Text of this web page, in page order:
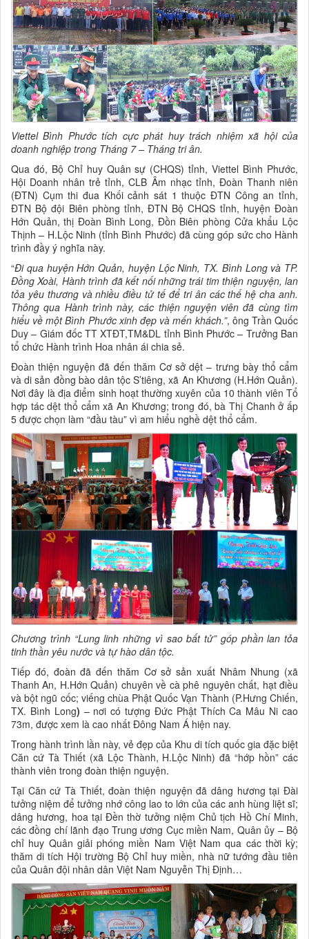
Viettel Bình Phước tích cực phát huy trách nhiệm xã hội của
doanh nghiệp trong Tháng 7 – Tháng tri ân.
Qua đó, Bộ Chỉ huy Quân sự (CHQS) tỉnh, Viettel Bình Phước,
Hội Doanh nhân trẻ tỉnh, CLB Âm nhạc tỉnh, Đoàn Thanh niên
(ĐTN) Cụm thi đua Khối cảnh sát 1 thuộc ĐTN Công an tỉnh,
ĐTN Bộ đội Biên phòng tỉnh, ĐTN Bộ CHQS tỉnh, huyện Đoàn
Hớn Quản, thị Đoàn Bình Long, Đồn Biên phòng Cửa khẩu Lộc
Thịnh – H.Lộc Ninh (tỉnh Bình Phước) đã cùng góp sức cho Hành
trình đầy ý nghĩa này.
“Đi qua huyện Hớn Quản, huyện Lộc Ninh, TX. Bình Long và TP.
Đồng Xoài, Hành trình đã kết nối những trái tim thiện nguyện, lan
tỏa yêu thương và nhiều điều tử tế để tri ân các thế hệ cha anh.
Thông qua Hành trình này, các thiện nguyện viên đã cùng tìm
hiểu về một Bình Phước xinh đẹp và mến khách.”, ông Trần Quốc
Duy – Giám đốc TT XTĐT,TM&DL tỉnh Bình Phước – Trưởng Ban
tổ chức Hành trình Hoa nhân ái chia sẻ.
Đoàn thiện nguyện đã đến thăm Cơ sở dệt – trưng bày thổ cẩm
và di sản đồng bào dân tộc S’tiêng, xã An Khương (H.Hớn Quản).
Nơi đây là địa điểm sinh hoạt thường xuyên của 10 thành viên Tổ
hợp tác dệt thổ cẩm xã An Khương; trong đó, bà Thị Chanh ở ấp
5 được chọn làm “đầu tàu” vì am hiểu nghề dệt thổ cẩm.
Chương trình “Lung linh những vì sao bất tử” góp phần lan tỏa
tinh thần yêu nước và tự hào dân tộc.
Tiếp đó, đoàn đã đến thăm Cơ sở sản xuất Nhâm Nhung (xã
Thanh An, H.Hớn Quản) chuyên về cà phê nguyên chất, hạt điều
và bột ngũ cốc; viếng chùa Phật Quốc Vạn Thành (P.Hưng Chiến,
TX. Bình Long) – nơi có tượng Đức Phật Thích Ca Mâu Ni cao
73m, được xem là cao nhất Đông Nam Á hiện nay.
Trong hành trình lần này, vẻ đẹp của Khu di tích quốc gia đặc biệt
Căn cứ Tà Thiết (xã Lộc Thành, H.Lộc Ninh) đã “hớp hồn” các
thành viên trong đoàn thiện nguyện.
Tại Căn cứ Tà Thiết, đoàn thiện nguyện đã dâng hương tại Đài
tưởng niệm để tưởng nhớ công lao to lớn của các anh hùng liệt sĩ;
dâng hương, hoa tại Đền thờ tưởng niệm Chủ tịch Hồ Chí Minh,
các đồng chí lãnh đạo Trung ương Cục miền Nam, Quân ủy – Bộ
chỉ huy Quân giải phóng miền Nam Việt Nam qua các thời kỳ;
thăm di tích Hội trường Bộ Chỉ huy miền, nhà nữ tướng đầu tiên
của Quân đội nhân dân Việt Nam Nguyễn Thị Định…